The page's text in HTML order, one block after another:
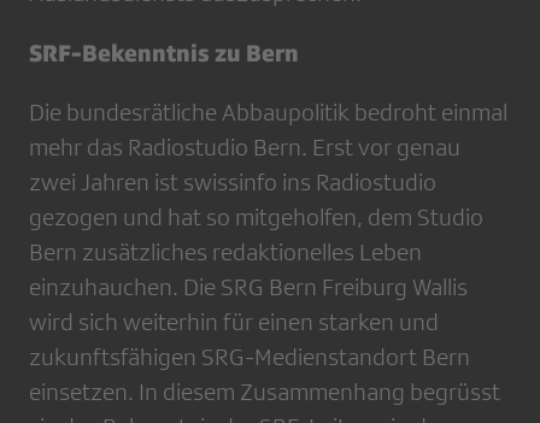
SRF-Bekenntnis zu Bern
Die bundesrätliche Abbaupolitik bedroht einmal
mehr das Radiostudio Bern. Erst vor genau
zwei Jahren ist swissinfo ins Radiostudio
gezogen und hat so mitgeholfen, dem Studio
Bern zusätzliches redaktionelles Leben
einzuhauchen. Die SRG Bern Freiburg Wallis
wird sich weiterhin für einen starken und
zukunftsfähigen SRG-Medienstandort Bern
einsetzen. In diesem Zusammenhang begrüsst